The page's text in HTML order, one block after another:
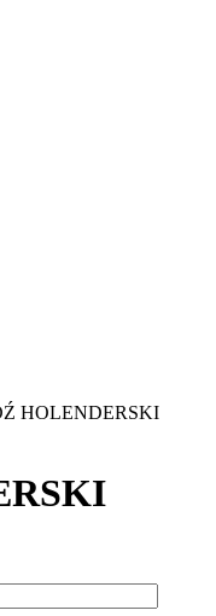
HOLENDERSKI